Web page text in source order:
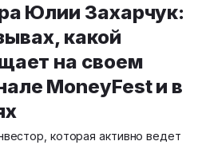
Юлии Захарчук:
какой
на своем
MoneyFest и в
которая активно ведет